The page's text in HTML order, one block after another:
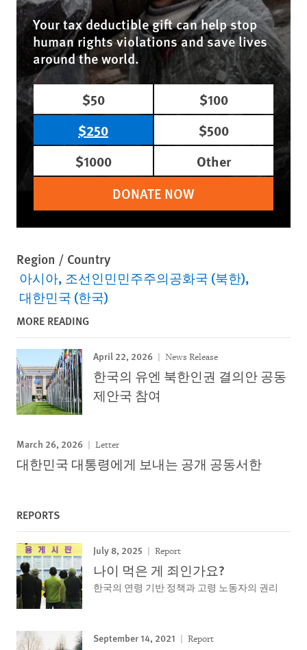
Your tax deductible gift can help stop
human rights violations and save lives
around the world.
$50
$100
$250
$500
$1000
Other
DONATE NOW
Region / Country
아시아 조선인민민주주의공화국 (북한)
대한민국 (한국)
MORE READING
April 22, 2026 News Release
한국의 유엔 북한인권 결의안 공동
제안국 참여
March 26, 2026 Letter
대한민국 대통령에게 보내는 공개 공동서한
REPORTS
July 8, 2025 Report
나이 먹은 게 죄인가요?
한국의 연령 기반 정책과 고령 노동자의 권리
September 14, 2021 Report